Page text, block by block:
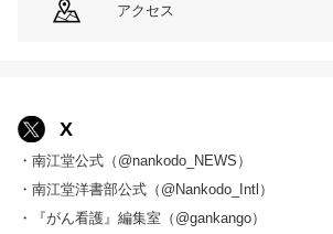
アクセス
X
・南江堂公式（@nankodo_NEWS）
・南江堂洋書部公式（@Nankodo_Intl）
・『がん看護』編集室（@gankango）